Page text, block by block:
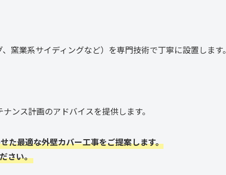
窯業系サイディングなど）を専門技術で丁寧に設置します。
ンス計画のアドバイスを提供します。
た最適な外壁カバー工事をご提案します。
さい。